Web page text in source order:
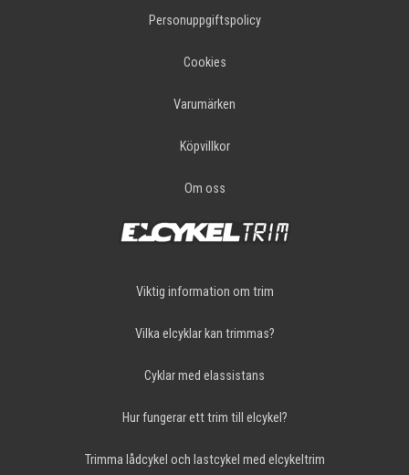
Personuppgiftspolicy
Cookies
Varumärken
Köpvillkor
Om oss
Viktig information om trim
Vilka elcyklar kan trimmas?
Cyklar med elassistans
Hur fungerar ett trim till elcykel?
Trimma lådcykel och lastcykel med elcykeltrim